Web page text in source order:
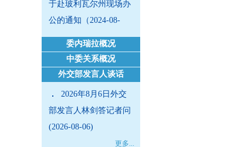
外国商务人士在华
工作生活指引（2024年
版）（2024-07-04）
委内瑞拉概况
中委关系概况
外交部发言人谈话
2026年8月6日外交
部发言人林剑答记者问
(2026-08-06)
更多...